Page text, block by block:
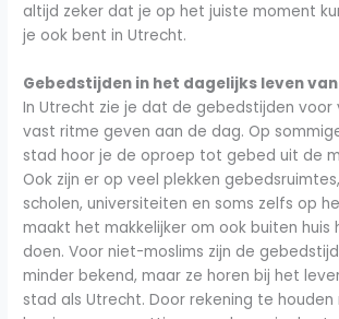
altijd zeker dat je op het juiste moment
je ook bent in Utrecht.
Gebedstijden in het dagelijks leven
In Utrecht zie je dat de gebedstijden voor
vast ritme geven aan de dag. Op
stad hoor je de oproep tot gebed uit de
Ook zijn er op veel plekken
scholen, universiteiten en soms zelfs op
maakt het makkelijker om ook buiten
doen. Voor niet-moslims zijn de
minder bekend, maar ze horen bij het
stad als Utrecht. Door rekening te